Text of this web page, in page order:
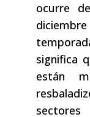
ocurre
significa
están